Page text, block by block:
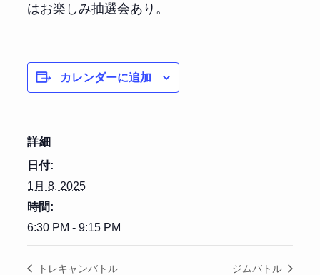
はお楽しみ抽選会あり。
カレンダーに追加
詳細
日付:
1月 8, 2025
時間:
6:30 PM - 9:15 PM
トレキャンバトル ジムバトル